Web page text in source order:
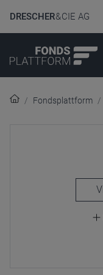
DRESCHER& CIE AG
Fondsplattform